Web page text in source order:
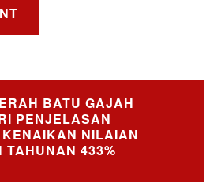
BATU GAJAH
PENJELASAN
NILAIAN
TAHUNAN 433%